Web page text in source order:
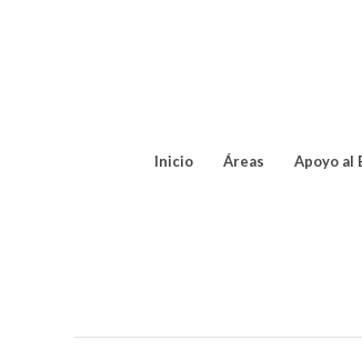
Inicio Áreas Apoyo al